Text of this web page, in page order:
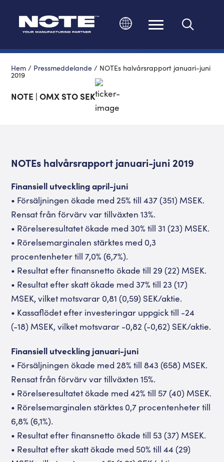
Hem / Pressmeddelande / NOTEs halvårsrapport januari-juni
2019
NOTE | OMX STO SEK
NOTEs halvårsrapport januari-juni 2019
Finansiell utveckling april-juni
• Försäljningen ökade med 25% till 437 (351) MSEK.
Rensat från förvärv var tillväxten 13%.
• Rörelseresultatet ökade med 30% till 31 (23) MSEK.
• Rörelsemarginalen stärktes med 0,3
procentenheter till 7,0% (6,7%).
• Resultat efter finansnetto ökade till 29 (22) MSEK.
• Resultat efter skatt ökade med 37% till 23 (17)
MSEK, vilket motsvarar 0,81 (0,59) SEK/aktie.
• Kassaflödet efter investeringar uppgick till -24
(-18) MSEK, vilket motsvarar -0,82 (-0,62) SEK/aktie.
Finansiell utveckling januari-juni
• Försäljningen ökade med 28% till 843 (658) MSEK.
Rensat från förvärv var tillväxten 15%.
• Rörelseresultatet ökade med 42% till 57 (40) MSEK.
• Rörelsemarginalen stärktes 0,7 procentenheter till
6,8% (6,1%).
• Resultat efter finansnetto ökade till 53 (37) MSEK.
• Resultat efter skatt ökade med 50% till 44 (29)